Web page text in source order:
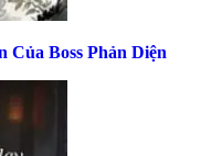
Boss Phản Diện